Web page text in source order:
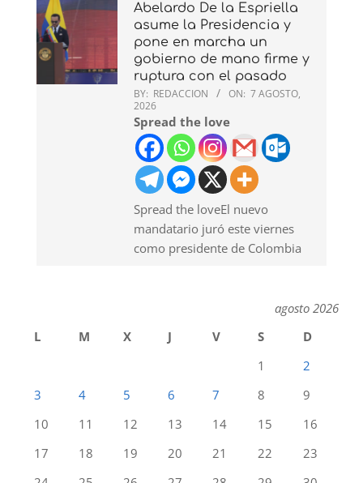
Abelardo De la Espriella
asume la Presidencia y
pone en marcha un
gobierno de mano firme y
ruptura con el pasado
BY: REDACCION ON: 7 AGOSTO,
2026
Spread the love
Spread the loveEl nuevo
mandatario juró este viernes
como presidente de Colombia
agosto 2026
L
M X J V S
D
1
2
3
4 5 6 7 8
9
10
11 12 13 14 15
16
17
18 19 20 21 22
23